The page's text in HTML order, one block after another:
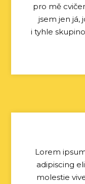
pro mě
jsem jen já,
i tyhle
Lorem
adipiscing
molestie